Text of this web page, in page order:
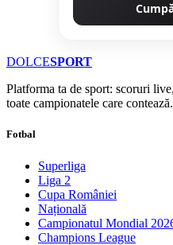
DOLCESPORT
Platforma ta de sport: scoruri
toate campionatele care contează.
Fotbal
Superliga
Liga 2
Cupa României
Națională
Campionatul Mondial
Champions League